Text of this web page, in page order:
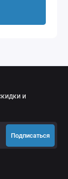
и
Подписаться